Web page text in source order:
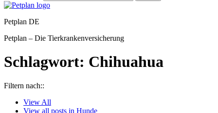
Petplan DE
Petplan – Die Tierkrankenversicherung
Schlagwort: Chihuahua
Filtern nach::
View All
View all posts in Hunde